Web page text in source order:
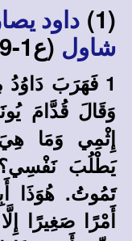
(1)
داود
شاول (ع1-9):
1 فَهَرَبَ
وَقَالَ قُدَّامَ
إِثْمِي وَمَا
تَمُوتُ. هُوَذَا
أَمْرًا صَغِيرًا